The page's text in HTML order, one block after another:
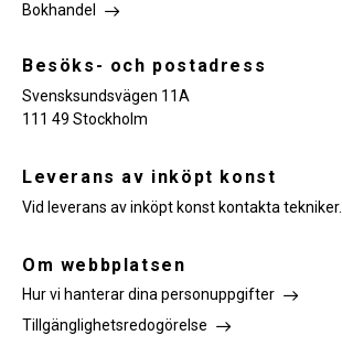
Bokhandel
Besöks- och postadress
Svensksundsvägen 11A
111 49 Stockholm
Leverans av inköpt konst
Vid leverans av inköpt konst kontakta tekniker.
Om webbplatsen
Hur vi hanterar dina personuppgifter
Tillgänglighetsredogörelse